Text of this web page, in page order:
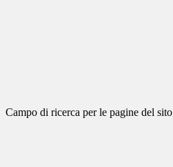
Campo di ricerca per le pagine del sito